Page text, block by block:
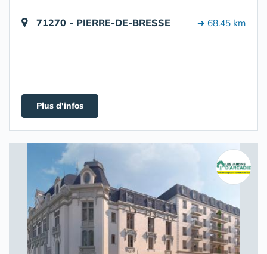
71270 - PIERRE-DE-BRESSE ➔ 68.45 km
Plus d'infos